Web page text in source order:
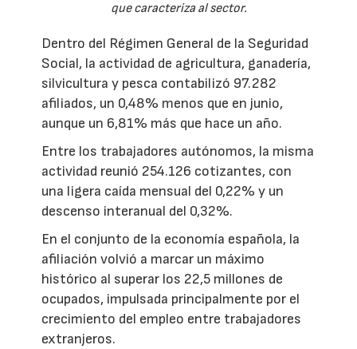
que caracteriza al sector.
Dentro del Régimen General de la Seguridad
Social, la actividad de agricultura, ganadería,
silvicultura y pesca contabilizó 97.282
afiliados, un 0,48% menos que en junio,
aunque un 6,81% más que hace un año.
Entre los trabajadores autónomos, la misma
actividad reunió 254.126 cotizantes, con
una ligera caída mensual del 0,22% y un
descenso interanual del 0,32%.
En el conjunto de la economía española, la
afiliación volvió a marcar un máximo
histórico al superar los 22,5 millones de
ocupados, impulsada principalmente por el
crecimiento del empleo entre trabajadores
extranjeros.